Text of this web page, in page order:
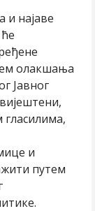
и најаве
олакшања
Јавног
и
путем